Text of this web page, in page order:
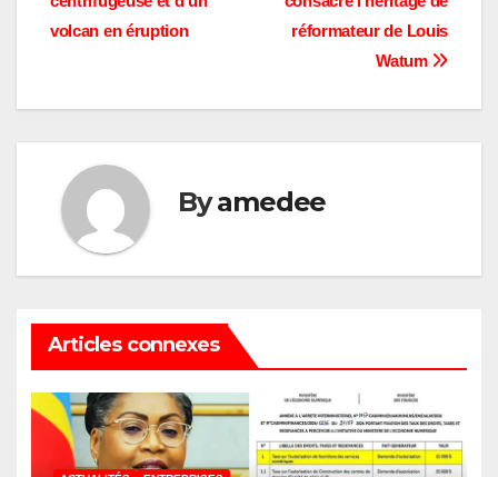
l’article
réformateur de Louis
Watum
volcan en éruption
Byamedee
Articles connexes